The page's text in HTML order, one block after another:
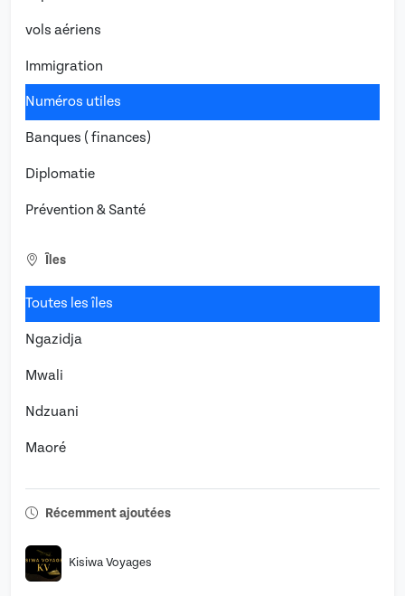
vols aériens
Immigration
Numéros utiles
Banques ( finances)
Diplomatie
Prévention & Santé
Îles
Toutes les îles
Ngazidja
Mwali
Ndzuani
Maoré
Récemment ajoutées
Kisiwa Voyages